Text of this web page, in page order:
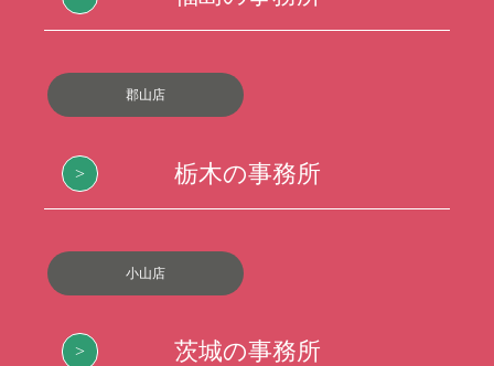
郡山店
栃木の事務所
小山店
茨城の事務所